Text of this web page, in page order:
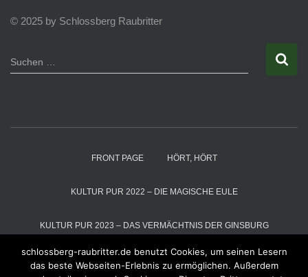
© 2025 by Schlossberg Raubritter
u
Suchen …
FRONT PAGE HÖRT, HÖRT
KULTUR PUR 2022 – DIE MAGISCHE EULE
KULTUR PUR 2023 – DAS VERMÄCHTNIS DER GINSBURG
KULTUR PUR 2024 – DIE SCHNEEKÖNIGIN
schlossberg-raubritter.de benutzt Cookies, um seinen Lesern
das beste Webseiten-Erlebnis zu ermöglichen. Außerdem